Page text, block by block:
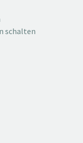
schalten